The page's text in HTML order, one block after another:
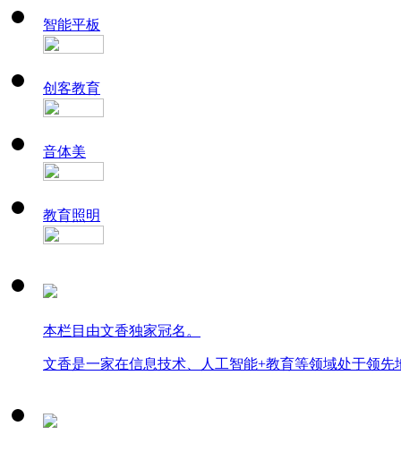
智能平板
创客教育
音体美
教育照明
本栏目由文香独家冠名。
文香是一家在信息技术、人工智能+教育等领域处于领